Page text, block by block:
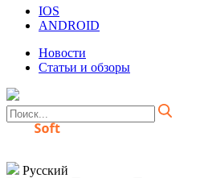
IOS
ANDROID
Новости
Статьи и обзоры
Русский